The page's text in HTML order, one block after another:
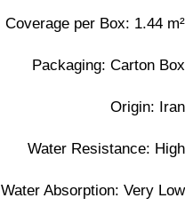
Coverage per Box: 1.44 m²
Packaging: Carton Box
Origin: Iran
Water Resistance: High
Water Absorption: Very Low